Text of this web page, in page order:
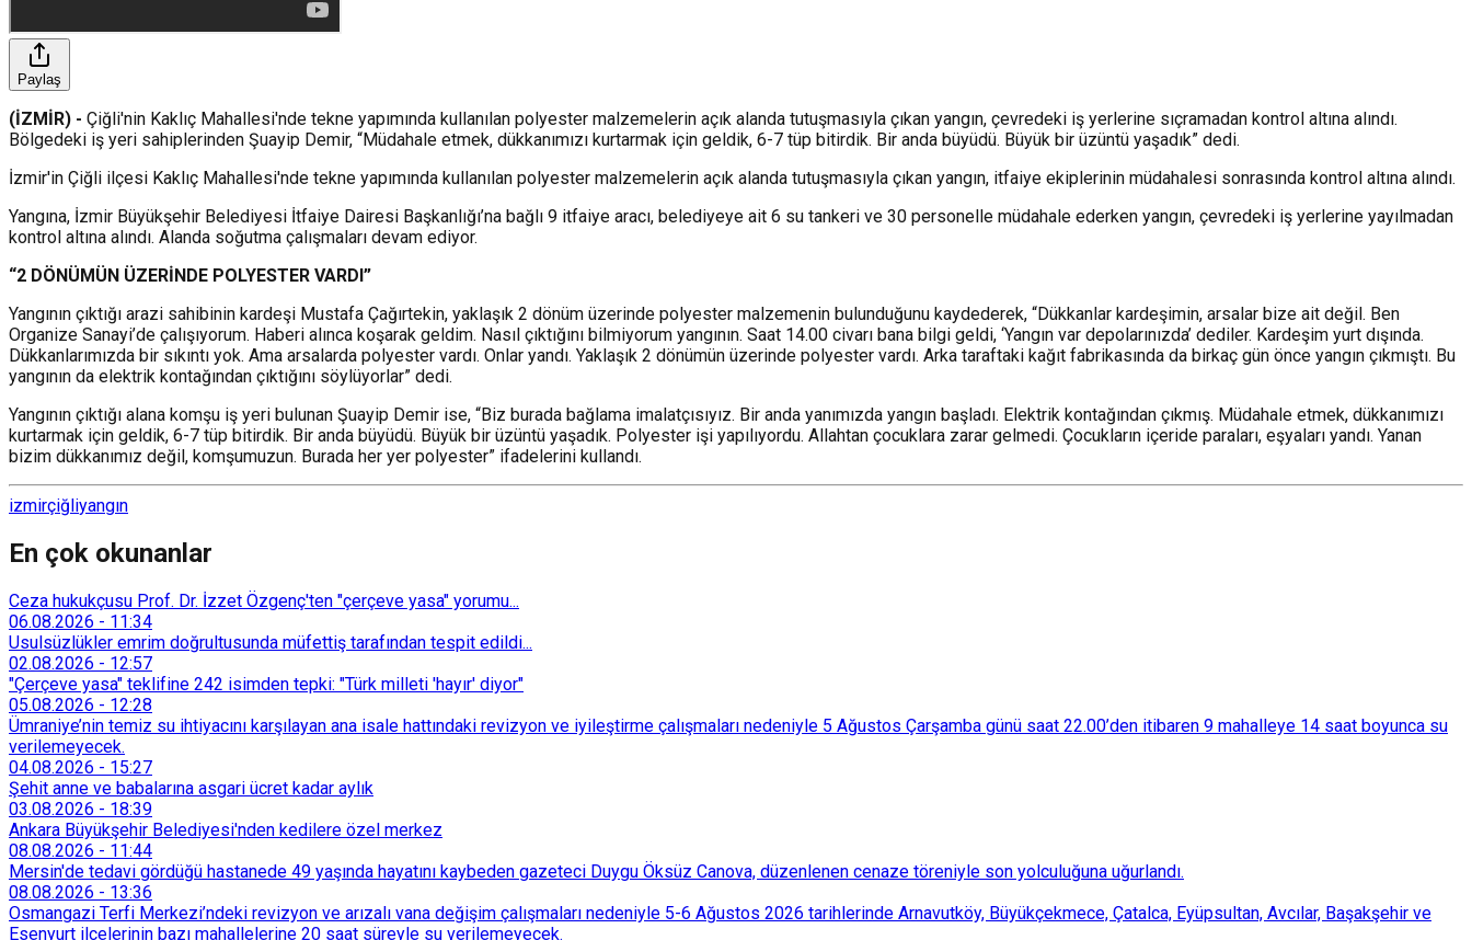
Paylaş
(İZMİR) - Çiğli'nin Kaklıç Mahallesi'nde tekne yapımında kullanılan polyester malzemelerin açık alanda tutuşmasıyla çıkan yangın, çevredeki iş yerlerine sıçramadan kontrol altına alındı.
Bölgedeki iş yeri sahiplerinden Şuayip Demir, “Müdahale etmek, dükkanımızı kurtarmak için geldik, 6-7 tüp bitirdik. Bir anda büyüdü. Büyük bir üzüntü yaşadık” dedi.
İzmir'in Çiğli ilçesi Kaklıç Mahallesi'nde tekne yapımında kullanılan polyester malzemelerin açık alanda tutuşmasıyla çıkan yangın, itfaiye ekiplerinin müdahalesi sonrasında kontrol altına alındı.
Yangına, İzmir Büyükşehir Belediyesi İtfaiye Dairesi Başkanlığı’na bağlı 9 itfaiye aracı, belediyeye ait 6 su tankeri ve 30 personelle müdahale ederken yangın, çevredeki iş yerlerine yayılmadan
kontrol altına alındı. Alanda soğutma çalışmaları devam ediyor.
“2 DÖNÜMÜN ÜZERİNDE POLYESTER VARDI”
Yangının çıktığı arazi sahibinin kardeşi Mustafa Çağırtekin, yaklaşık 2 dönüm üzerinde polyester malzemenin bulunduğunu kaydederek, “Dükkanlar kardeşimin, arsalar bize ait değil. Ben
Organize Sanayi’de çalışıyorum. Haberi alınca koşarak geldim. Nasıl çıktığını bilmiyorum yangının. Saat 14.00 civarı bana bilgi geldi, ‘Yangın var depolarınızda’ dediler. Kardeşim yurt dışında.
Dükkanlarımızda bir sıkıntı yok. Ama arsalarda polyester vardı. Onlar yandı. Yaklaşık 2 dönümün üzerinde polyester vardı. Arka taraftaki kağıt fabrikasında da birkaç gün önce yangın çıkmıştı. Bu
yangının da elektrik kontağından çıktığını söylüyorlar” dedi.
Yangının çıktığı alana komşu iş yeri bulunan Şuayip Demir ise, “Biz burada bağlama imalatçısıyız. Bir anda yanımızda yangın başladı. Elektrik kontağından çıkmış. Müdahale etmek, dükkanımızı
kurtarmak için geldik, 6-7 tüp bitirdik. Bir anda büyüdü. Büyük bir üzüntü yaşadık. Polyester işi yapılıyordu. Allahtan çocuklara zarar gelmedi. Çocukların içeride paraları, eşyaları yandı. Yanan
bizim dükkanımız değil, komşumuzun. Burada her yer polyester” ifadelerini kullandı.
izmirçiğliyangın
En çok okunanlar
Ceza hukukçusu Prof. Dr. İzzet Özgenç'ten "çerçeve yasa" yorumu...
06.08.2026 - 11:34
Usulsüzlükler emrim doğrultusunda müfettiş tarafından tespit edildi...
02.08.2026 - 12:57
"Çerçeve yasa" teklifine 242 isimden tepki: "Türk milleti 'hayır' diyor"
05.08.2026 - 12:28
Ümraniye’nin temiz su ihtiyacını karşılayan ana isale hattındaki revizyon ve iyileştirme çalışmaları nedeniyle 5 Ağustos Çarşamba günü saat 22.00’den itibaren 9 mahalleye 14 saat boyunca su
verilemeyecek.
04.08.2026 - 15:27
Şehit anne ve babalarına asgari ücret kadar aylık
03.08.2026 - 18:39
Ankara Büyükşehir Belediyesi'nden kedilere özel merkez
08.08.2026 - 11:44
Mersin'de tedavi gördüğü hastanede 49 yaşında hayatını kaybeden gazeteci Duygu Öksüz Canova, düzenlenen cenaze töreniyle son yolculuğuna uğurlandı.
08.08.2026 - 13:36
Osmangazi Terfi Merkezi’ndeki revizyon ve arızalı vana değişim çalışmaları nedeniyle 5-6 Ağustos 2026 tarihlerinde Arnavutköy, Büyükçekmece, Çatalca, Eyüpsultan, Avcılar, Başakşehir ve
Esenyurt ilçelerinin bazı mahallelerine 20 saat süreyle su verilemeyecek.